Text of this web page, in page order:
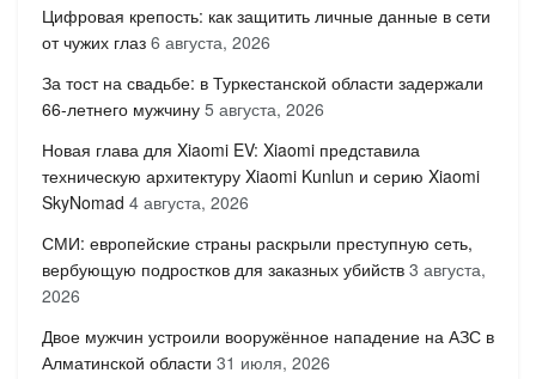
Цифровая крепость: как защитить личные данные в сети
от чужих глаз 6 августа, 2026
За тост на свадьбе: в Туркестанской области задержали
66-летнего мужчину 5 августа, 2026
Новая глава для Xiaomi EV: Xiaomi представила
техническую архитектуру Xiaomi Kunlun и серию Xiaomi
SkyNomad 4 августа, 2026
СМИ: европейские страны раскрыли преступную сеть,
вербующую подростков для заказных убийств 3 августа,
2026
Двое мужчин устроили вооружённое нападение на АЗС в
Алматинской области 31 июля, 2026